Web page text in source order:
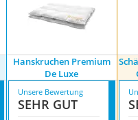
Hanskruchen Premium
De Luxe
Unsere Bewertung
SEHR GUT